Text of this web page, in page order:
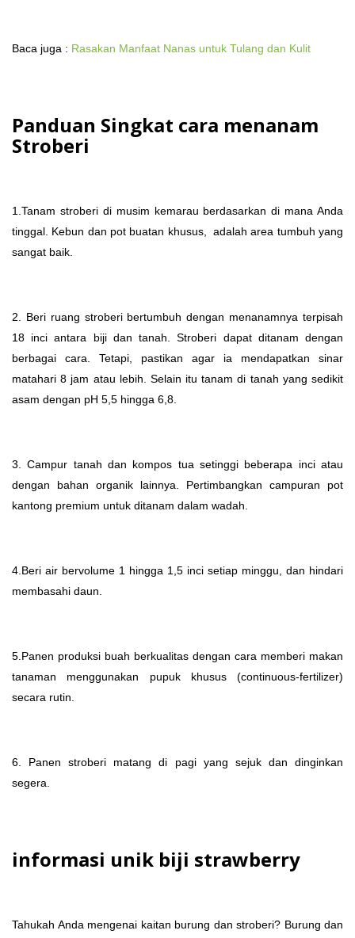
Baca juga : Rasakan Manfaat Nanas untuk Tulang dan Kulit
Panduan Singkat cara menanam
Stroberi
1.Tanam stroberi di musim kemarau berdasarkan di mana Anda
tinggal. Kebun dan pot buatan khusus, adalah area tumbuh yang
sangat baik.
2. Beri ruang stroberi bertumbuh dengan menanamnya terpisah
18 inci antara biji dan tanah. Stroberi dapat ditanam dengan
berbagai cara. Tetapi, pastikan agar ia mendapatkan sinar
matahari 8 jam atau lebih. Selain itu tanam di tanah yang sedikit
asam dengan pH 5,5 hingga 6,8.
3. Campur tanah dan kompos tua setinggi beberapa inci atau
dengan bahan organik lainnya. Pertimbangkan campuran pot
kantong premium untuk ditanam dalam wadah.
4.Beri air bervolume 1 hingga 1,5 inci setiap minggu, dan hindari
membasahi daun.
5.Panen produksi buah berkualitas dengan cara memberi makan
tanaman menggunakan pupuk khusus (continuous-fertilizer)
secara rutin.
6. Panen stroberi matang di pagi yang sejuk dan dinginkan
segera.
informasi unik biji strawberry
Tahukah Anda mengenai kaitan burung dan stroberi? Burung dan